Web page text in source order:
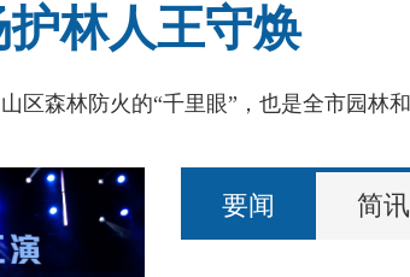
林人王守焕
要闻 简讯